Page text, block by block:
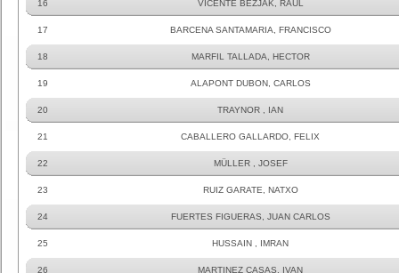
16 VICENTE BEZJAK, RAUL
17 BARCENA SANTAMARIA, FRANCISCO
18 MARFIL TALLADA, HECTOR
19 ALAPONT DUBON, CARLOS
20 TRAYNOR , IAN
21 CABALLERO GALLARDO, FELIX
22 MÜLLER , JOSEF
23 RUIZ GARATE, NATXO
24 FUERTES FIGUERAS, JUAN CARLOS
25 HUSSAIN , IMRAN
26 MARTINEZ CASAS, IVAN